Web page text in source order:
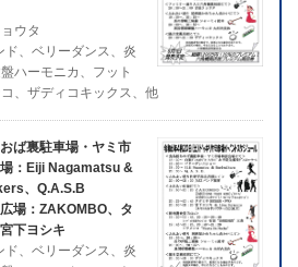
ウタ
ド、ベリーダンス、炎
ハーモニカ、フット
、ザディコキックス、他
ば裏駐車場・ヤミ市
：Eiji Nagamatsu &
、Q.A.S.B
場：ZAKOMBO、タ
下ヨシキ
ド、ベリーダンス、炎